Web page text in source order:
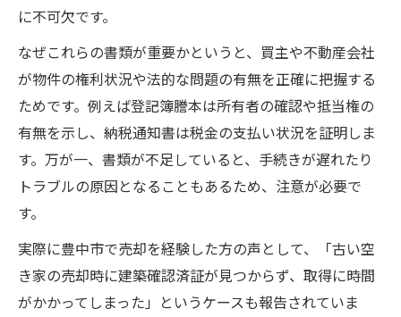
に不可欠です。
なぜこれらの書類が重要かというと、買主や不動産会社
が物件の権利状況や法的な問題の有無を正確に把握する
ためです。例えば登記簿謄本は所有者の確認や抵当権の
有無を示し、納税通知書は税金の支払い状況を証明しま
す。万が一、書類が不足していると、手続きが遅れたり
トラブルの原因となることもあるため、注意が必要で
す。
実際に豊中市で売却を経験した方の声として、「古い空
き家の売却時に建築確認済証が見つからず、取得に時間
がかかってしまった」というケースも報告されていま